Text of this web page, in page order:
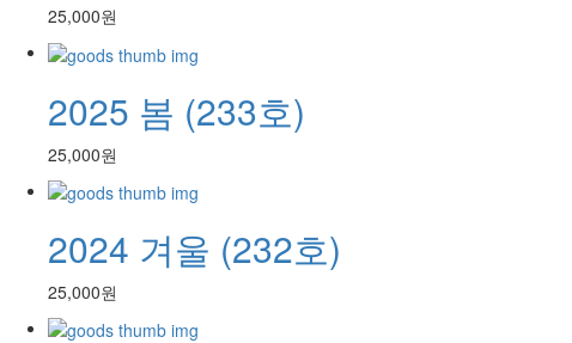
25,000원
2025 봄 (233호)
25,000원
2024 겨울 (232호)
25,000원